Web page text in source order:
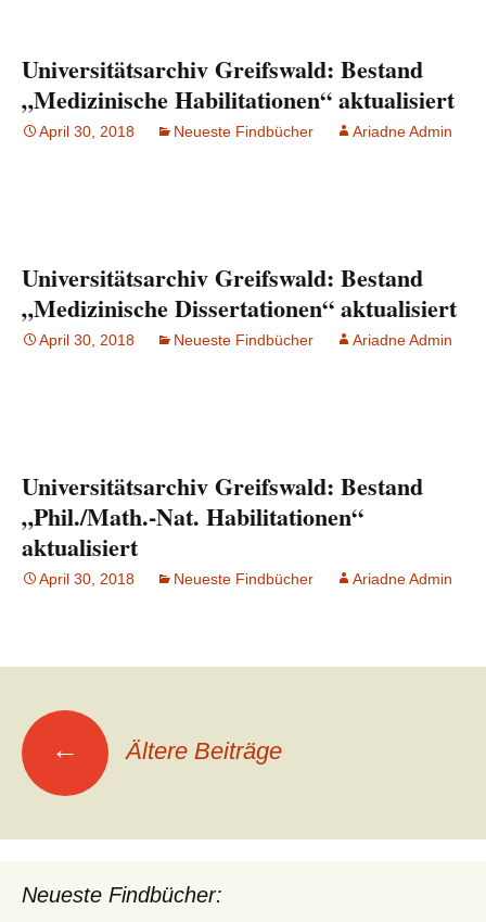
Universitätsarchiv Greifswald: Bestand
„Medizinische Habilitationen“ aktualisiert
April 30, 2018 Neueste Findbücher Ariadne Admin
Universitätsarchiv Greifswald: Bestand
„Medizinische Dissertationen“ aktualisiert
April 30, 2018 Neueste Findbücher Ariadne Admin
Universitätsarchiv Greifswald: Bestand
„Phil./Math.-Nat. Habilitationen“
aktualisiert
April 30, 2018 Neueste Findbücher Ariadne Admin
Beitragsnavigation
← Ältere Beiträge
Neueste Findbücher: